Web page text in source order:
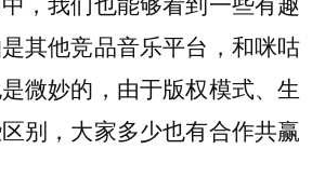
其他竞品音乐平台，和咪咕
微妙的，由于版权模式、生
别，大家多少也有合作共赢